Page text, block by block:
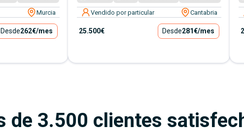
Murcia
Desde262€/mes
Vendido por particular Cantabria
25.500€ Desde281€/mes
de 3.500 clientes